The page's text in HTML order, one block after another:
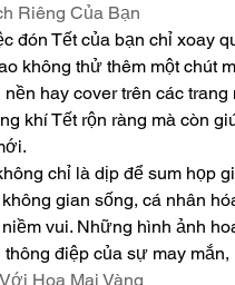
Riêng Của Bạn
đón Tết của bạn chỉ xoay
không thử thêm một chút
hay cover trên các
khí Tết rộn ràng mà còn
chỉ là dịp để sum họp
gian sống, cá nhân
vui. Những hình ảnh
thông điệp của sự may
Hoa Mai Vàng